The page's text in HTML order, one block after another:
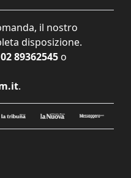
il nostro
disposizione.
02 89362545 o
.